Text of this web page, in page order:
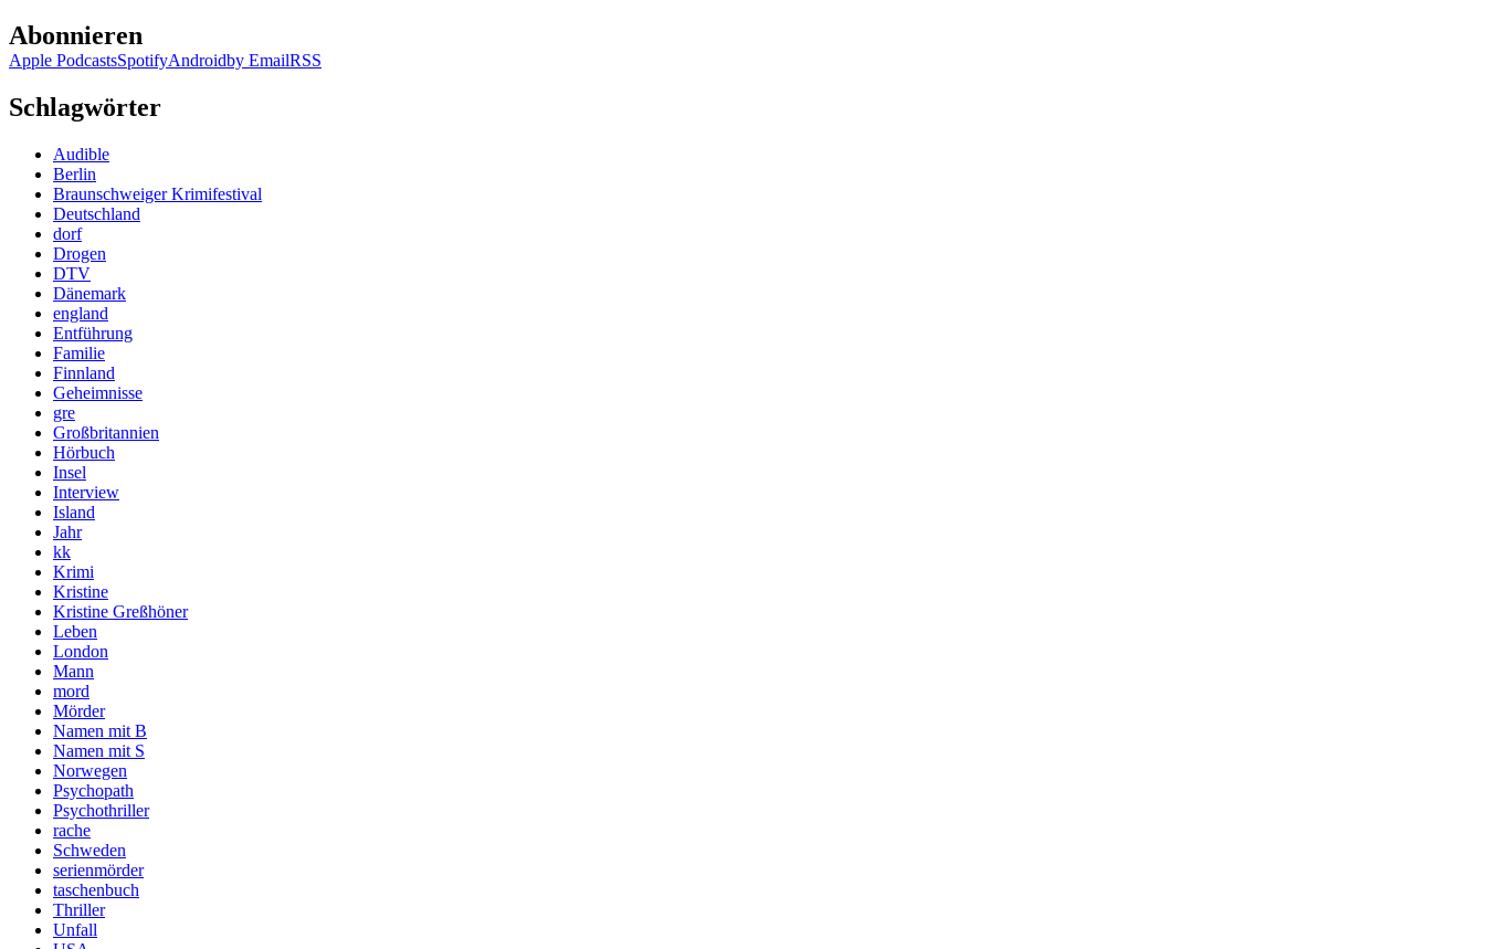
Abonnieren
Apple PodcastsSpotifyAndroidby EmailRSS
Schlagwörter
Audible
Berlin
Braunschweiger Krimifestival
Deutschland
dorf
Drogen
DTV
Dänemark
england
Entführung
Familie
Finnland
Geheimnisse
gre
Großbritannien
Hörbuch
Insel
Interview
Island
Jahr
kk
Krimi
Kristine
Kristine Greßhöner
Leben
London
Mann
mord
Mörder
Namen mit B
Namen mit S
Norwegen
Psychopath
Psychothriller
rache
Schweden
serienmörder
taschenbuch
Thriller
Unfall